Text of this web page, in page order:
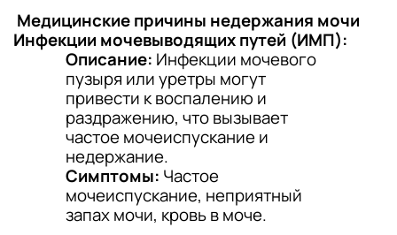
Медицинские причины недержания мочи
Инфекции мочевыводящих путей (ИМП):
Описание: Инфекции мочевого
пузыря или уретры могут
привести к воспалению и
раздражению, что вызывает
частое мочеиспускание и
недержание.
Симптомы: Частое
мочеиспускание, неприятный
запах мочи, кровь в моче.